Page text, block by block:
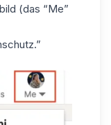
(das “Me”